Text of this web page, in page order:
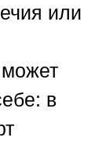
или
в